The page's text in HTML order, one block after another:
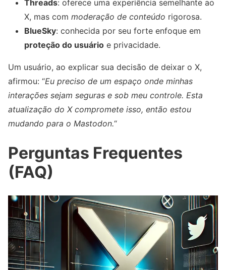
Threads: oferece uma experiência semelhante ao
X, mas com moderação de conteúdo rigorosa.
BlueSky: conhecida por seu forte enfoque em
proteção do usuário e privacidade.
Um usuário, ao explicar sua decisão de deixar o X,
afirmou: “Eu preciso de um espaço onde minhas
interações sejam seguras e sob meu controle. Esta
atualização do X compromete isso, então estou
mudando para o Mastodon.“
Perguntas Frequentes
(FAQ)